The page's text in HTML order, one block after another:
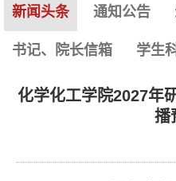
新闻头条 通知公告
书记、院长信箱 学生
化学化工学院2027年
播